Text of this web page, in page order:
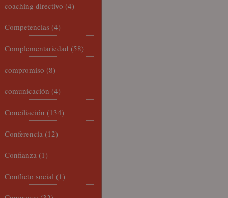
coaching directivo (4)
Competencias (4)
Complementariedad (58)
compromiso (8)
comunicación (4)
Conciliación (134)
Conferencia (12)
Confianza (1)
Conflicto social (1)